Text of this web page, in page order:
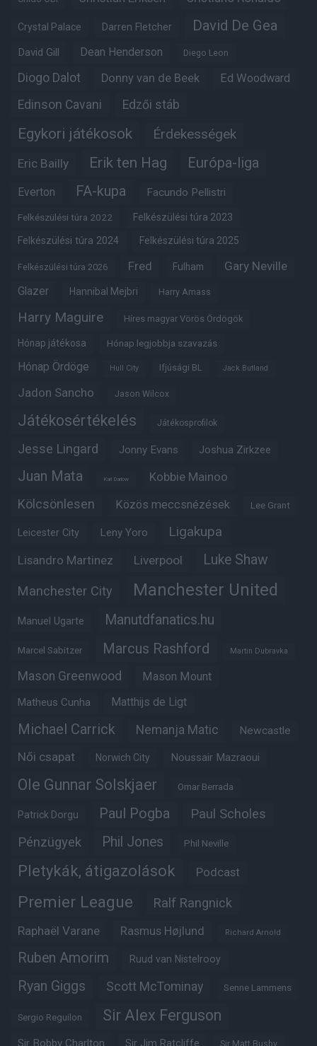
Crystal Palace Darren Fletcher David De Gea
David Gill Dean Henderson Diego Leon
Diogo Dalot Donny van de Beek Ed Woodward
Edinson Cavani Edzői stáb
Egykori játékosok Érdekességek
Eric Bailly Erik ten Hag Európa-liga
Everton FA-kupa Facundo Pellistri
Felkészülési túra 2022 Felkészülési túra 2023
Felkészülési túra 2024 Felkészülési túra 2025
Felkészülési túra 2026 Fred Fulham Gary Neville
Glazer Hannibal Mejbri Harry Amass
Harry Maguire Híres magyar Vörös Ördögök
Hónap játékosa Hónap legjobbja szavazás
Hónap Ördöge Hull City Ifjúsági BL Jack Butland
Jadon Sancho Jason Wilcox
Játékosértékelés Játékosprofilok
Jesse Lingard Jonny Evans Joshua Zirkzee
Juan Mata Karl Darlow Kobbie Mainoo
Kölcsönlesen Közös meccsnézések Lee Grant
Leicester City Leny Yoro Ligakupa
Lisandro Martinez Liverpool Luke Shaw
Manchester City Manchester United
Manuel Ugarte Manutdfanatics.hu
Marcel Sabitzer Marcus Rashford Martin Dubravka
Mason Greenwood Mason Mount
Matheus Cunha Matthijs de Ligt
Michael Carrick Nemanja Matic Newcastle
Női csapat Norwich City Noussair Mazraoui
Ole Gunnar Solskjaer Omar Berrada
Patrick Dorgu Paul Pogba Paul Scholes
Pénzügyek Phil Jones Phil Neville
Pletykák, átigazolások Podcast
Premier League Ralf Rangnick
Raphaël Varane Rasmus Højlund Richard Arnold
Ruben Amorim Ruud van Nistelrooy
Ryan Giggs Scott McTominay Senne Lammens
Sergio Reguilon Sir Alex Ferguson
Sir Bobby Charlton Sir Jim Ratcliffe Sir Matt Busby